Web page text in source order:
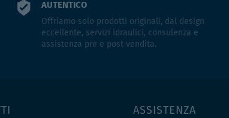
AUTENTICO
Offriamo solo prodotti originali, dal design
eccellente, servizi idraulici, consulenza e
assistenza pre e post vendita.
ASSISTENZA